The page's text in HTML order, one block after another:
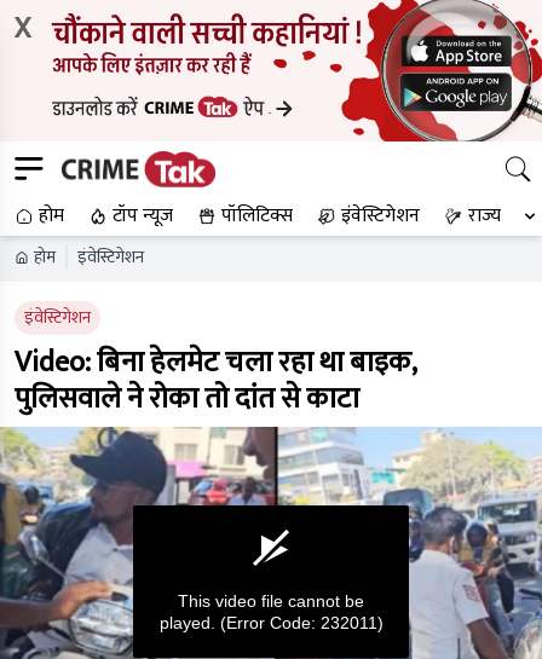
X
होम टॉप न्यूज पॉलिटिक्स इंवेस्टिगेशन राज्य
होम इंवेस्टिगेशन
इंवेस्टिगेशन
Video: बिना हेलमेट चला रहा था बाइक,
पुलिसवाले ने रोका तो दांत से काटा
This video file cannot be
played. (Error Code: 232011)